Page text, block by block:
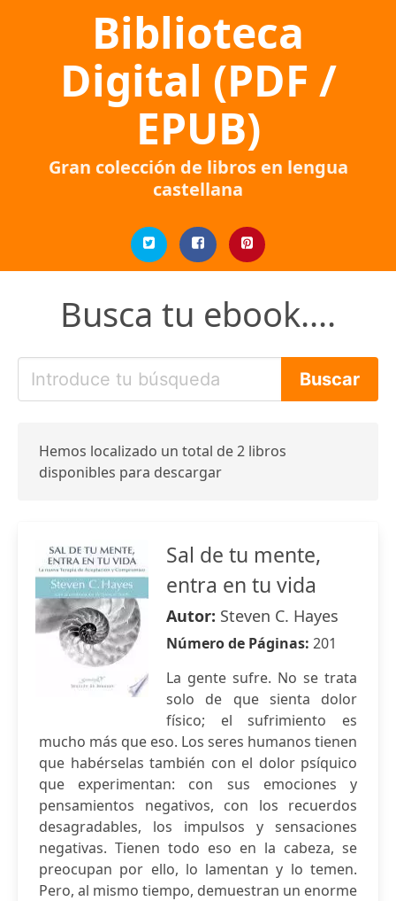
Biblioteca
Digital (PDF /
EPUB)
Gran colección de libros en lengua
castellana
Busca tu ebook....
Hemos localizado un total de 2 libros
disponibles para descargar
Sal de tu mente,
entra en tu vida
Autor: Steven C. Hayes
Número de Páginas: 201
La gente sufre. No se trata
solo de que sienta dolor
físico; el sufrimiento es
mucho más que eso. Los seres humanos tienen
que habérselas también con el dolor psíquico
que experimentan: con sus emociones y
pensamientos negativos, con los recuerdos
desagradables, los impulsos y sensaciones
negativas. Tienen todo eso en la cabeza, se
preocupan por ello, lo lamentan y lo temen.
Pero, al mismo tiempo, demuestran un enorme